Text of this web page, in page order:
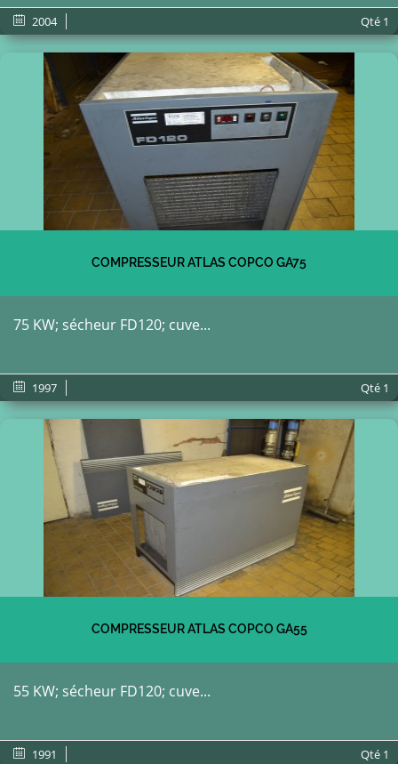
2004 Qté 1
COMPRESSEUR ATLAS COPCO GA75
75 KW; sécheur FD120; cuve...
1997 Qté 1
COMPRESSEUR ATLAS COPCO GA55
55 KW; sécheur FD120; cuve...
1991 Qté 1